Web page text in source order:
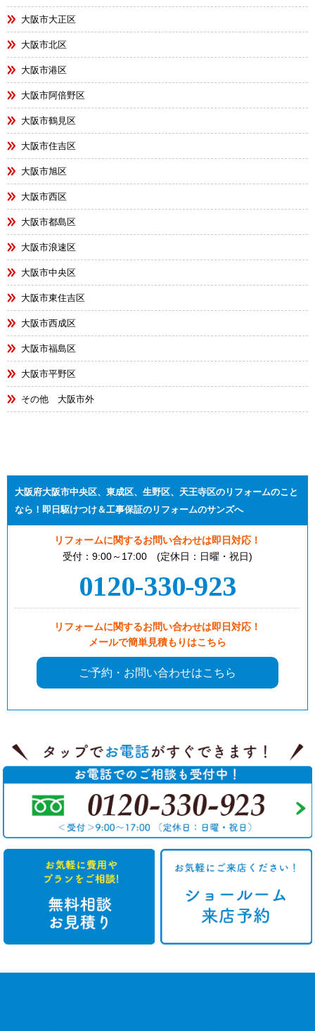
大阪市大正区
大阪市北区
大阪市港区
大阪市阿倍野区
大阪市鶴見区
大阪市住吉区
大阪市旭区
大阪市西区
大阪市都島区
大阪市浪速区
大阪市中央区
大阪市東住吉区
大阪市西成区
大阪市福島区
大阪市平野区
その他 大阪市外
大阪府大阪市中央区、東成区、生野区、天王寺区のリフォームのこと
なら！即日駆けつけ＆工事保証のリフォームのサンズへ
リフォームに関するお問い合わせは即日対応！
受付：9:00～17:00 (定休日：日曜・祝日)
0120-330-923
リフォームに関するお問い合わせは即日対応！
メールで簡単見積もりはこちら
ご予約・お問い合わせはこちら